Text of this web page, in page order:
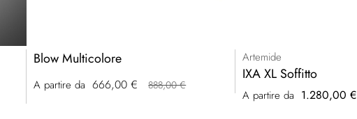
Blow Multicolore
A partire da 666,00 € 888,00 €
Artemide
IXA XL Soffitto
A partire da 1.280,00 €